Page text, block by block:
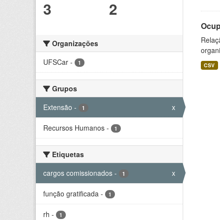
3 2
Organizações
UFSCar - 1
Grupos
Extensão - 1 x
Recursos Humanos - 1
Etiquetas
cargos comissionados - 1 x
função gratificada - 1
rh - 1
CSV